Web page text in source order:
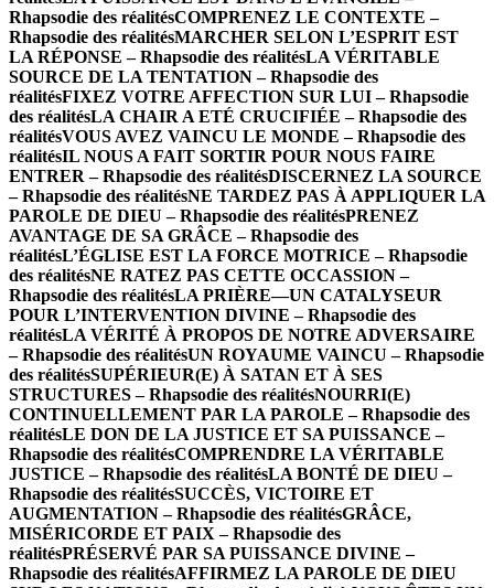
Rhapsodie des réalitésCOMPRENEZ LE CONTEXTE –
Rhapsodie des réalitésMARCHER SELON L’ESPRIT EST
LA RÉPONSE – Rhapsodie des réalitésLA VÉRITABLE
SOURCE DE LA TENTATION – Rhapsodie des
réalitésFIXEZ VOTRE AFFECTION SUR LUI – Rhapsodie
des réalitésLA CHAIR A ETÉ CRUCIFIÉE – Rhapsodie des
réalitésVOUS AVEZ VAINCU LE MONDE – Rhapsodie des
réalitésIL NOUS A FAIT SORTIR POUR NOUS FAIRE
ENTRER – Rhapsodie des réalitésDISCERNEZ LA SOURCE
– Rhapsodie des réalitésNE TARDEZ PAS À APPLIQUER LA
PAROLE DE DIEU – Rhapsodie des réalitésPRENEZ
AVANTAGE DE SA GRÂCE – Rhapsodie des
réalitésL’ÉGLISE EST LA FORCE MOTRICE – Rhapsodie
des réalitésNE RATEZ PAS CETTE OCCASSION –
Rhapsodie des réalitésLA PRIÈRE—UN CATALYSEUR
POUR L’INTERVENTION DIVINE – Rhapsodie des
réalitésLA VÉRITÉ À PROPOS DE NOTRE ADVERSAIRE
– Rhapsodie des réalitésUN ROYAUME VAINCU – Rhapsodie
des réalitésSUPÉRIEUR(E) À SATAN ET À SES
STRUCTURES – Rhapsodie des réalitésNOURRI(E)
CONTINUELLEMENT PAR LA PAROLE – Rhapsodie des
réalitésLE DON DE LA JUSTICE ET SA PUISSANCE –
Rhapsodie des réalitésCOMPRENDRE LA VÉRITABLE
JUSTICE – Rhapsodie des réalitésLA BONTÉ DE DIEU –
Rhapsodie des réalitésSUCCÈS, VICTOIRE ET
AUGMENTATION – Rhapsodie des réalitésGRÂCE,
MISÉRICORDE ET PAIX – Rhapsodie des
réalitésPRÉSERVÉ PAR SA PUISSANCE DIVINE –
Rhapsodie des réalitésAFFIRMEZ LA PAROLE DE DIEU